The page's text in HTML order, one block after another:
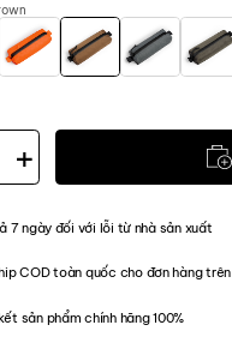
Case-Small-EPX400 số lượng
7 ngày đối với lỗi từ nhà sản xuất
COD toàn quốc cho đơn hàng
sản phẩm chính hãng 100%